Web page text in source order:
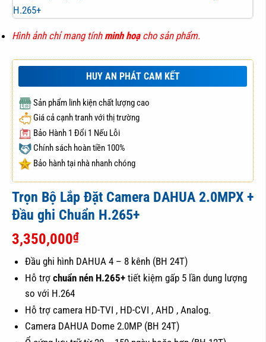
Hình ảnh chỉ mang tính minh hoạcho sản phẩm.
HUY AN PHÁT CAM KẾT
Sản phẩm linh kiện chất lượng cao
Giá cả cạnh tranh với thị trường
Bảo Hành 1 Đổi 1 Nếu Lỗi
Chính sách hoàn tiền 100%
Bảo hành tại nhà nhanh chóng
Trọn Bộ Lắp Đặt Camera DAHUA 2.0MPX +
Đầu ghi Chuẩn H.265+
3,350,000₫
Đầu ghi hình DAHUA 4 – 8 kênh (BH 24T)
Hỗ trợ chuẩn nén H.265+ tiết kiệm gấp 5 lần dung lượng
so với H.264
Hỗ trợ camera HD-TVI , HD-CVI , AHD , Analog.
Camera DAHUA Dome 2.0MP (BH 24T)